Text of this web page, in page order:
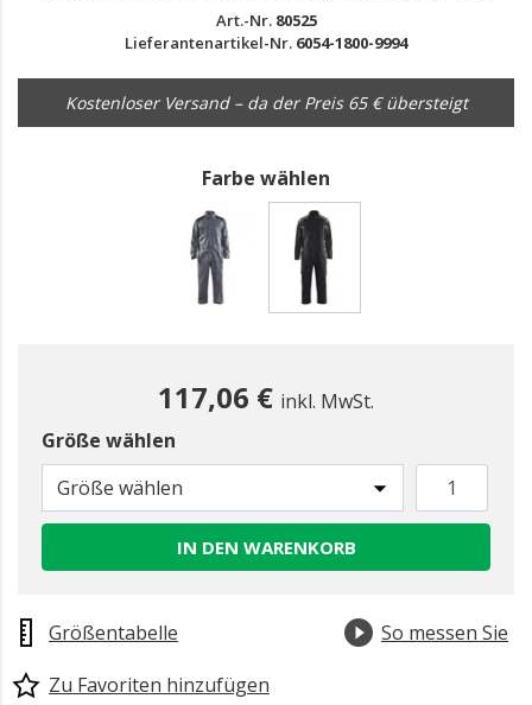
Art.-Nr. 80525
Lieferantenartikel-Nr. 6054-1800-9994
Kostenloser Versand – da der Preis 65 € übersteigt
Farbe wählen
117,06 € inkl. MwSt.
Größe wählen
Größe wählen
IN DEN WARENKORB
Größentabelle
So messen Sie
Zu Favoriten hinzufügen